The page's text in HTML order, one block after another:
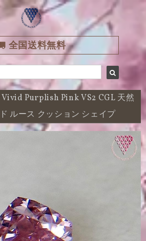
全国送料無料
Vivid Purplish Pink VS2 CGL 天然
ルース クッション シェイプ